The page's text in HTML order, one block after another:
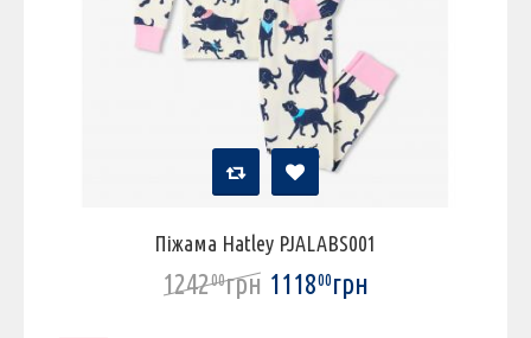
Піжама Hatley PJALABS001
124200грн 111800грн